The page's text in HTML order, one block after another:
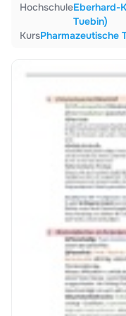
HochschuleEberhard-
Tuebin)
KursPharmazeutische